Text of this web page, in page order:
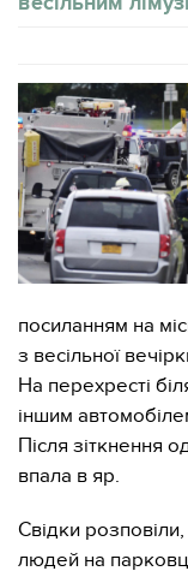
посиланням на
з весільної
На перехресті
іншим
Після зіткнення
впала в яр.
Свідки
людей на